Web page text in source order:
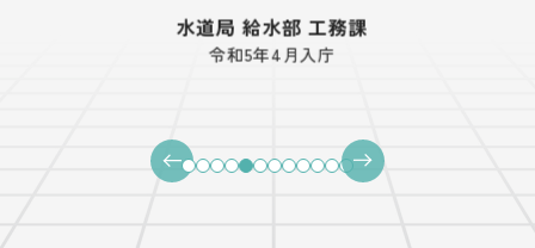
水道局 給水部 工務課
令和5年4月入庁
前へ 次へ